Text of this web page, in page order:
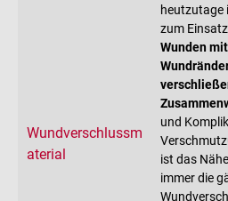
Wundverschlussm
aterial
heutzutage
zum
Wunden
und
ist das
immer die